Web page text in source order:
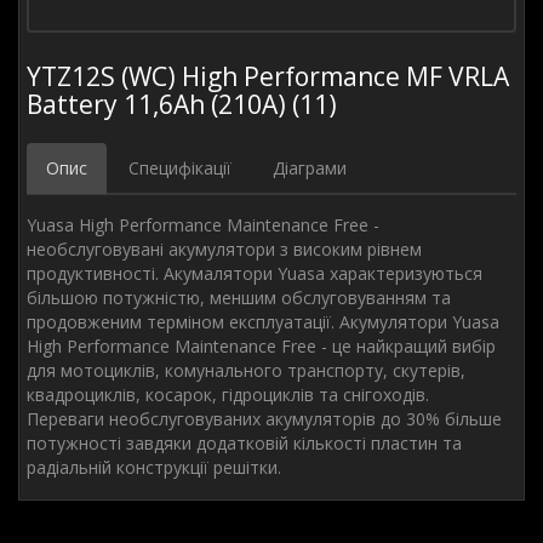
YTZ12S (WC) High Performance MF VRLA
Battery 11,6Ah (210A) (11)
Опис Специфікації Діаграми
Yuasa High Performance Maintenance Free -
необслуговувані акумулятори з високим рівнем
продуктивності. Акумалятори Yuasa характеризуються
більшою потужністю, меншим обслуговуванням та
продовженим терміном експлуатації. Акумулятори Yuasa
High Performance Maintenance Free - це найкращий вибір
для мотоциклів, комунального транспорту, скутерів,
квадроциклів, косарок, гідроциклів та снігоходів.
Переваги необслуговуваних акумуляторів до 30% більше
потужності завдяки додатковій кількості пластин та
радіальній конструкції решітки.